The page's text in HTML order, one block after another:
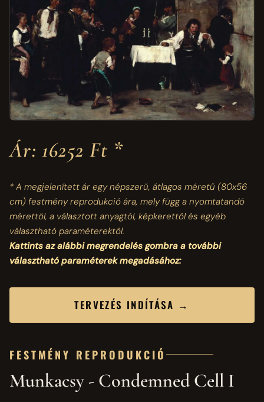
Ár: 16252 Ft *
* A megjelenített ár egy népszerű, átlagos méretű (80x56
cm)festmény reprodukció ára, mely függ a nyomtatandó
mérettől, a választott anyagtól, képkerettől és egyéb
választható paraméterektől.
Kattints az alábbi megrendelés gombra a további
választható paraméterek megadásához:
TERVEZÉS INDÍTÁSA →
FESTMÉNY REPRODUKCIÓ
Munkacsy - Condemned Cell I